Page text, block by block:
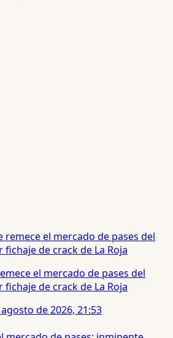
el mercado de pases del
de crack de La Roja
de 2026, 21:53